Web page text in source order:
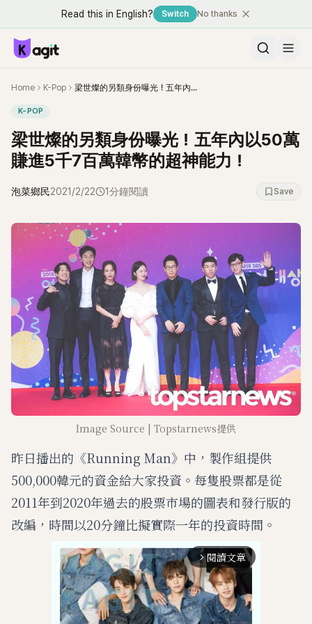
Read this in English? Switch No thanks
Home K-Pop 梁世燦的另類身份曝光！五年內以50萬賺進5千7百萬韓幣的超神能力！
K-POP
梁世燦的另類身份曝光！五年內以50萬
賺進5千7百萬韓幣的超神能力！
泡菜鄉民2021/2/22 1分鐘閱讀 Save
Image Source | Topstarnews提供
昨日播出的《Running Man》中，製作組提供
500,000韓元的資金給大家投資。每隻股票都是從
2011年到2020年過去的股票市場的圖表和發行版的
改編，時間以20分鐘比擬實際一年的投資時間。
arrow_forward_ios 閱讀文章